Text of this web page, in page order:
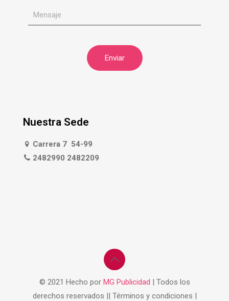
Nuestra Sede
Carrera 7 54-99
2482990 2482209
© 2021 Hecho por MG Publicidad | Todos los
derechos reservados || Términos y condiciones |